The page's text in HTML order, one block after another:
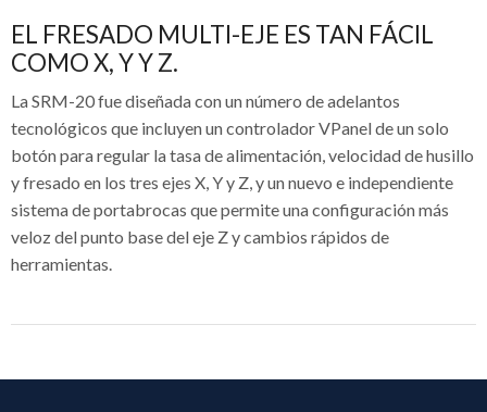
EL FRESADO MULTI-EJE ES TAN FÁCIL
COMO X, Y Y Z.
La SRM-20 fue diseñada con un número de adelantos
tecnológicos que incluyen un controlador VPanel de un solo
botón para regular la tasa de alimentación, velocidad de husillo
y fresado en los tres ejes X, Y y Z, y un nuevo e independiente
sistema de portabrocas que permite una configuración más
veloz del punto base del eje Z y cambios rápidos de
herramientas.